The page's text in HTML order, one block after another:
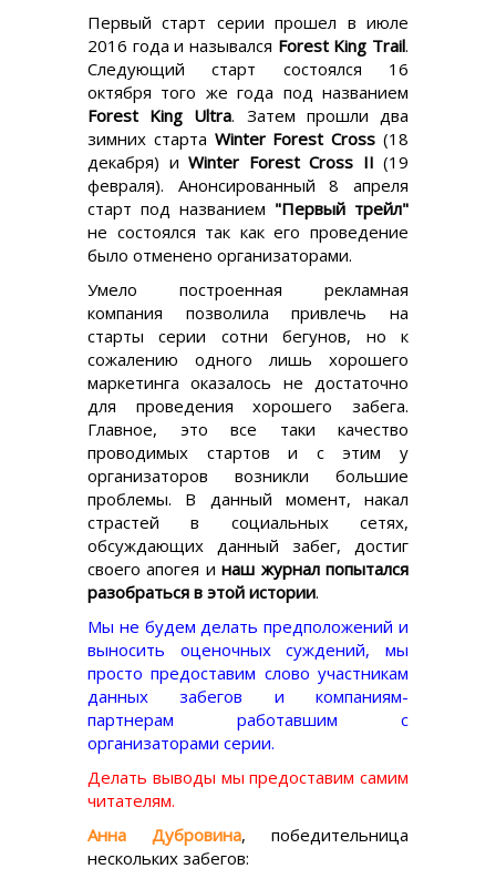
Первый старт серии прошел в июле
2016 года и назывался Forest King Trail.
Следующий старт состоялся 16
октября того же года под названием
Forest King Ultra. Затем прошли два
зимних старта Winter Forest Cross (18
декабря) и Winter Forest Cross II (19
февраля). Анонсированный 8 апреля
старт под названием "Первый трейл"
не состоялся так как его проведение
было отменено организаторами.
Умело построенная рекламная
компания позволила привлечь на
старты серии сотни бегунов, но к
сожалению одного лишь хорошего
маркетинга оказалось не достаточно
для проведения хорошего забега.
Главное, это все таки качество
проводимых стартов и с этим у
организаторов возникли большие
проблемы. В данный момент, накал
страстей в социальных сетях,
обсуждающих данный забег, достиг
своего апогея инаш журнал попытался
разобраться в этой истории.
Мы не будем делать предположений и
выносить оценочных суждений, мы
просто предоставим слово участникам
данных забегов и компаниям-
партнерам работавшим с
организаторами серии.
Делать выводы мы предоставим самим
читателям.
Анна Дубровина, победительница
нескольких забегов: